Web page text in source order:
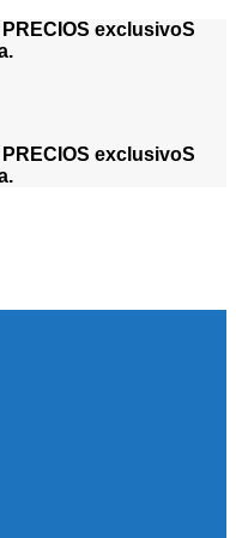
exclusivoS
exclusivoS